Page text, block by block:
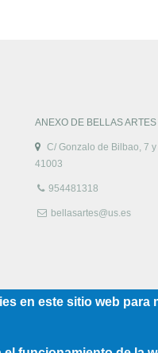
ANEXO DE BELLAS ARTES
C/ Gonzalo de Bilbao, 7
41003
954481318
bellasartes@us.es
en este sitio web para